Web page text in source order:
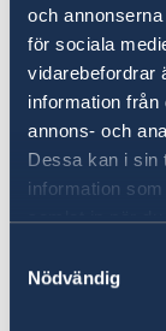
och
för sociala
vidarebefordrar
information från
annons- och
Dessa kan i sin
information
samlat in när
Nödvändig
儿童和法
儿童出生
如果未成
母，则提
表明谁
授权书
您可以在此处